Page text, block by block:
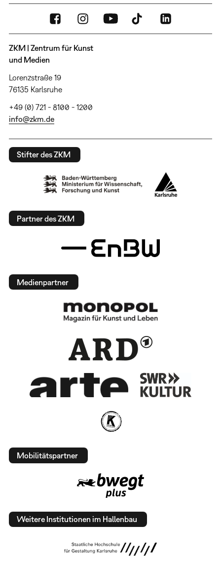
ZKM | Zentrum für Kunst
und Medien
Lorenzstraße 19
76135 Karlsruhe
+49 (0) 721 - 8100 - 1200
info@zkm.de
Stifter des ZKM
Partner des ZKM
Medienpartner
Mobilitätspartner
Weitere Institutionen im Hallenbau